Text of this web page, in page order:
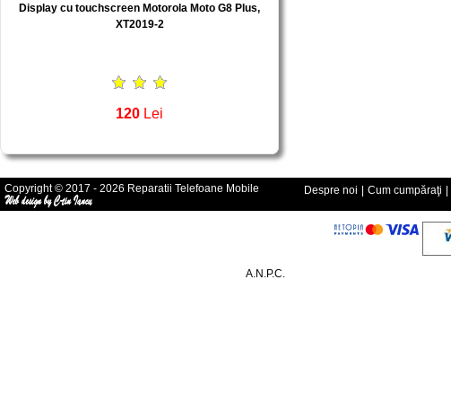
Display cu touchscreen Motorola Moto G8 Plus,
XT2019-2
120 Lei
Copyright © 2017 - 2026 Reparatii Telefoane Mobile Despre noi | Cum cumpăraţi |
A.N.P.C.